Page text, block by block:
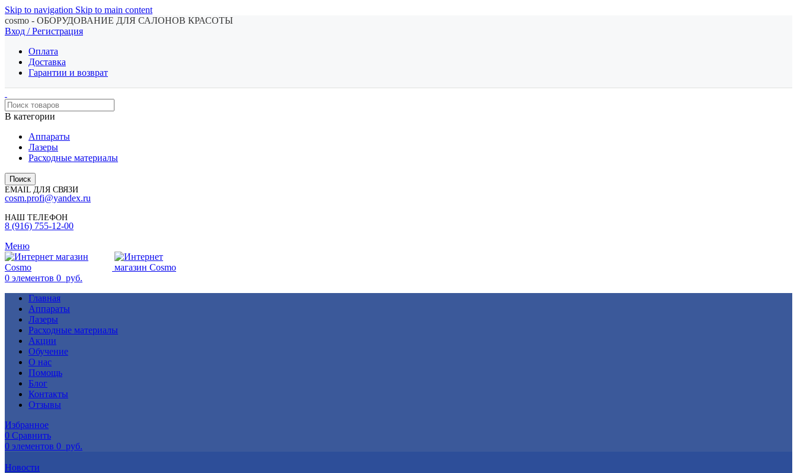
Skip to navigation Skip to main content
cosmo - ОБОРУДОВАНИЕ ДЛЯ САЛОНОВ КРАСОТЫ
Вход / Регистрация
Оплата
Доставка
Гарантии и возврат
В категории
Аппараты
Лазеры
Расходные материалы
Поиск
EMAIL ДЛЯ СВЯЗИ
cosm.profi@yandex.ru
НАШ ТЕЛЕФОН
8 (916) 755-12-00
Меню
0 элементов 0 руб.
Главная
Аппараты
Лазеры
Расходные материалы
Акции
Обучение
О нас
Помощь
Блог
Контакты
Отзывы
Избранное
0 Сравнить
0 элементов 0 руб.
Новости